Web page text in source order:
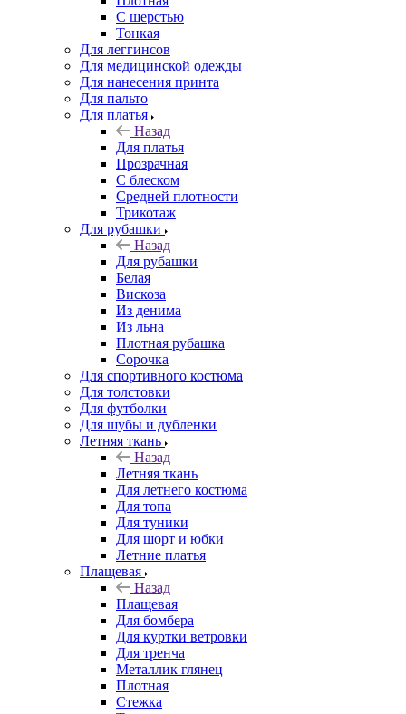
С шерстью
Тонкая
Для леггинсов
Для медицинской одежды
Для нанесения принта
Для пальто
Для платья
Назад
Для платья
Прозрачная
С блеском
Средней плотности
Трикотаж
Для рубашки
Назад
Для рубашки
Белая
Вискоза
Из денима
Из льна
Плотная рубашка
Сорочка
Для спортивного костюма
Для толстовки
Для футболки
Для шубы и дубленки
Летняя ткань
Назад
Летняя ткань
Для летнего костюма
Для топа
Для туники
Для шорт и юбки
Летние платья
Плащевая
Назад
Плащевая
Для бомбера
Для куртки ветровки
Для тренча
Металлик глянец
Плотная
Стежка